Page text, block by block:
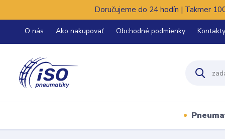
Doručujeme do 24 hodín | Takmer
O nás Ako nakupovať Obchodné podmienky Kontakty